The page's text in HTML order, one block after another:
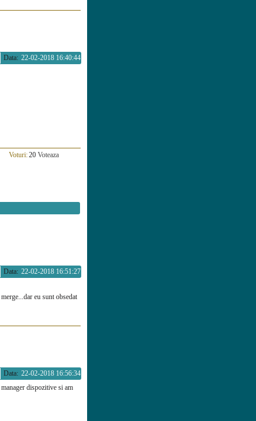
22-02-2018 16:40:44
Data:
Voturi:20 Voteaza
22-02-2018 16:51:27
Data:
eu sunt obsedat
22-02-2018 16:56:34
Data:
dispozitive si am